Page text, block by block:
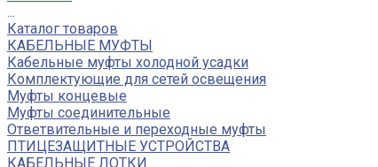
...
Каталог товаров
КАБЕЛЬНЫЕ МУФТЫ
Кабельные муфты холодной усадки
Комплектующие для сетей освещения
Муфты концевые
Муфты соединительные
Ответвительные и переходные муфты
ПТИЦЕЗАЩИТНЫЕ УСТРОЙСТВА
КАБЕЛЬНЫЕ ЛОТКИ